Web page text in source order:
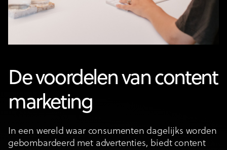
De voordelen van content
marketing
In een wereld waar consumenten dagelijks worden
gebombardeerd met advertenties, biedt content